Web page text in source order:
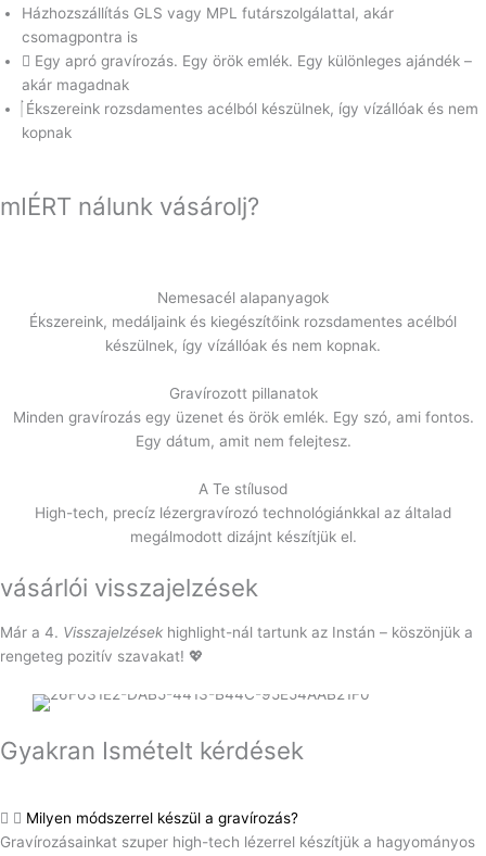
Házhozszállítás GLS vagy MPL futárszolgálattal, akár
csomagpontra is
Egy apró gravírozás. Egy örök emlék. Egy különleges ajándék –
akár magadnak
Ékszereink rozsdamentes acélból készülnek, így vízállóak és nem
kopnak
mIÉRT nálunk vásárolj?
Nemesacél alapanyagok
Ékszereink, medáljaink és kiegészítőink rozsdamentes acélból
készülnek, így vízállóak és nem kopnak.
Gravírozott pillanatok
Minden gravírozás egy üzenet és örök emlék. Egy szó, ami fontos.
Egy dátum, amit nem felejtesz.
A Te stílusod
High-tech, precíz lézergravírozó technológiánkkal az általad
megálmodott dizájnt készítjük el.
vásárlói visszajelzések
Már a 4. Visszajelzések highlight-nál tartunk az Instán – köszönjük a
rengeteg pozitív szavakat! 💖
Gyakran Ismételt kérdések
Milyen módszerrel készül a gravírozás?
Gravírozásainkat szuper high-tech lézerrel készítjük a hagyományos